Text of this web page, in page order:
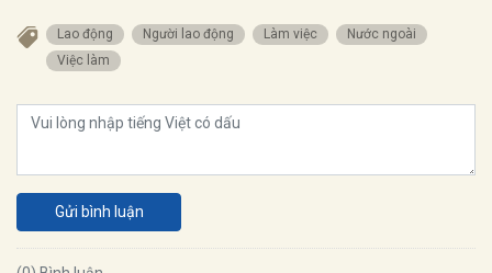
Lao động Người lao động Làm việc
Nước ngoài
Việc làm
Gửi bình luận